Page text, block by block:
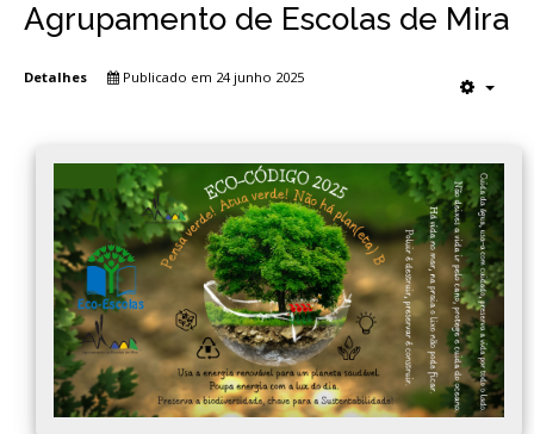
Agrupamento de Escolas de Mira
Detalhes Publicado em 24 junho 2025